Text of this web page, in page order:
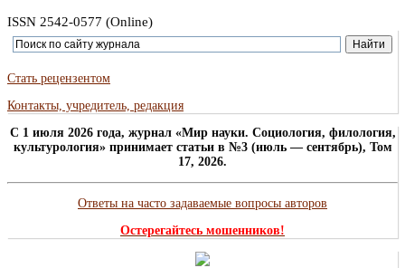
ISSN 2542-0577 (Online)
Стать рецензентом
Контакты, учредитель, редакция
C 1 июля 2026 года, журнал «Мир науки. Социология, филология,
культурология» принимает статьи в №3 (июль — сентябрь), Том
17, 2026.
Ответы на часто задаваемые вопросы авторов
Остерегайтесь мошенников!